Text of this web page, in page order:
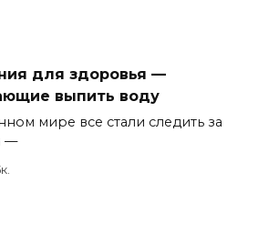
для здоровья —
выпить воду
мире все стали следить за
—